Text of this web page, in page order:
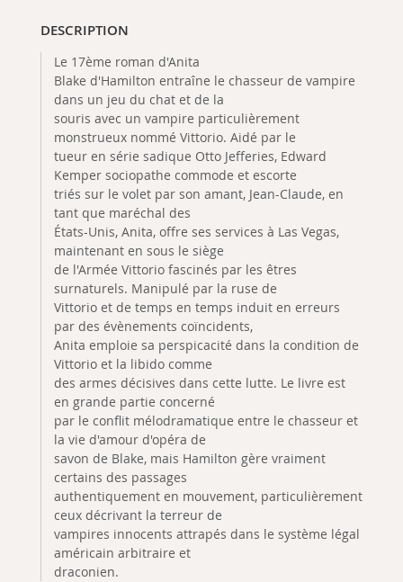
DESCRIPTION
Le 17ème roman d'Anita
Blake d'Hamilton entraîne le chasseur de vampire
dans un jeu du chat et de la
souris avec un vampire particulièrement
monstrueux nommé Vittorio. Aidé par le
tueur en série sadique Otto Jefferies, Edward
Kemper sociopathe commode et escorte
triés sur le volet par son amant, Jean-Claude, en
tant que maréchal des
États-Unis, Anita, offre ses services à Las Vegas,
maintenant en sous le siège
de l'Armée Vittorio fascinés par les êtres
surnaturels. Manipulé par la ruse de
Vittorio et de temps en temps induit en erreurs
par des évènements coïncidents,
Anita emploie sa perspicacité dans la condition de
Vittorio et la libido comme
des armes décisives dans cette lutte. Le livre est
en grande partie concerné
par le conflit mélodramatique entre le chasseur et
la vie d'amour d'opéra de
savon de Blake, mais Hamilton gère vraiment
certains des passages
authentiquement en mouvement, particulièrement
ceux décrivant la terreur de
vampires innocents attrapés dans le système légal
américain arbitraire et
draconien.